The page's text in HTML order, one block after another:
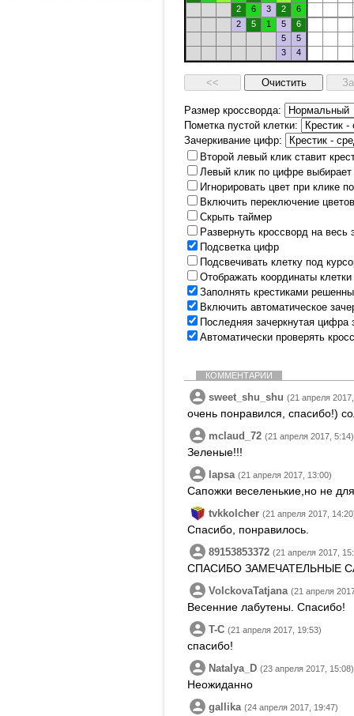
2
6 3 2
6
2
5 1 5
6
5
5
3
4
Размер кроссворда:
Пометка пустой клетки:
Зачеркивание цифр:
Второй левый клик ставит
Левый клик по цифре выбирает
Игнорировать цвет при клике
Включить переключение
Скрыть таймер
Развернуть кроссворд на
Подсветка цифр
Подсвечивать клетку под
Отображать координаты
Заполнять крестиками
Включить автоматическое
Последняя зачеркнутая цифра
Автоматически проверять
КОММЕНТАРИИ
sweet_shu_shu (21 апреля
очень понравился, спасибо!)
mclaud_72 (21 апреля 2017, 5:14)
Зеленые!!!
lapsa (21 апреля 2017, 13:00)
Сапожки веселенькие,но не
tvkkolcher (21 апреля 2017,
Спасибо, понравилось.
89153853372 (21 апреля 2017,
СПАСИБО ЗАМЕЧАТЕЛЬНЫЕ
VolckovaTatjana (21 апреля
Весенние лабутены. Спасибо!
T-C (21 апреля 2017, 19:53)
спасибо!
Natalya_D (23 апреля 2017, 15:08)
Неожиданно
gallika (24 апреля 2017, 19:47)